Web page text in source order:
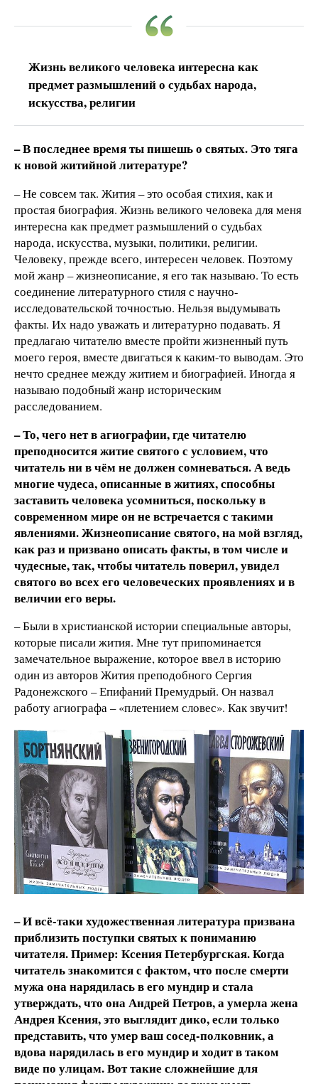
Жизнь великого человека интересна как
предмет размышлений о судьбах народа,
искусства, религии​
– В последнее время ты пишешь о святых. Это тяга
к новой житийной литературе?
– Не совсем так. Жития – это особая стихия, как и
простая биография. Жизнь великого человека для меня
интересна как предмет размышлений о судьбах
народа, искусства, музыки, политики, религии.
Человеку, прежде всего, интересен человек. Поэтому
мой жанр – жизнеописание, я его так называю. То есть
соединение литературного стиля с научно-
исследовательской точностью. Нельзя выдумывать
факты. Их надо уважать и литературно подавать. Я
предлагаю читателю вместе пройти жизненный путь
моего героя, вместе двигаться к каким-то выводам. Это
нечто среднее между житием и биографией. Иногда я
называю подобный жанр историческим
расследованием.
– То, чего нет в агиографии, где читателю
преподносится житие святого с условием, что
читатель ни в чём не должен сомневаться. А ведь
многие чудеса, описанные в житиях, способны
заставить человека усомниться, поскольку в
современном мире он не встречается с такими
явлениями. Жизнеописание святого, на мой взгляд,
как раз и призвано описать факты, в том числе и
чудесные, так, чтобы читатель поверил, увидел
святого во всех его человеческих проявлениях и в
величии его веры.
– Были в христианской истории специальные авторы,
которые писали жития. Мне тут припоминается
замечательное выражение, которое ввел в историю
один из авторов Жития преподобного Сергия
Радонежского – Епифаний Премудрый. Он назвал
работу агиографа – «плетением словес». Как звучит!
– И всё-таки художественная литература призвана
приблизить поступки святых к пониманию
читателя. Пример: Ксения Петербургская. Когда
читатель знакомится с фактом, что после смерти
мужа она нарядилась в его мундир и стала
утверждать, что она Андрей Петров, а умерла жена
Андрея Ксения, это выглядит дико, если только
представить, что умер ваш сосед-полковник, а
вдова нарядилась в его мундир и ходит в таком
виде по улицам. Вот такие сложнейшие для